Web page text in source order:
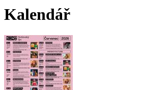
Kalendář